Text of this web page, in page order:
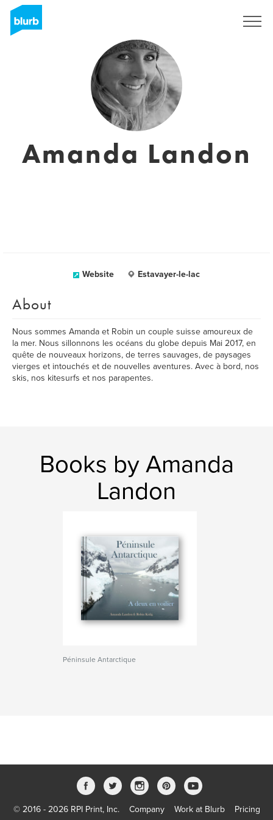
Amanda Landon
Website Estavayer-le-lac
About
Nous sommes Amanda et Robin un couple suisse amoureux de
la mer. Nous sillonnons les océans du globe depuis Mai 2017, en
quête de nouveaux horizons, de terres sauvages, de paysages
vierges et intouchés et de nouvelles aventures. Avec à bord, nos
skis, nos kitesurfs et nos parapentes.
Books by Amanda
Landon
Péninsule Antarctique
© 2016 - 2026 RPI Print, Inc. Company Work at Blurb Pricing